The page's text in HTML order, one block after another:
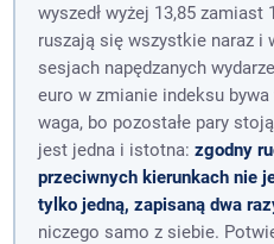
wyszedł wyżej 13,85 zamiast
ruszają się wszystkie naraz i
sesjach napędzanych
euro w zmianie indeksu
waga, bo pozostałe pary
jest jedna i istotna: zgodny
przeciwnych kierunkach nie
tylko jedną, zapisaną dwa
niczego samo z siebie.